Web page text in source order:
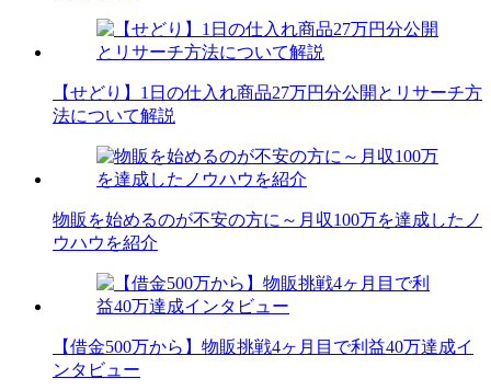
【せどり】1日の仕入れ商品27万円分公開とリサーチ方
法について解説
物販を始めるのが不安の方に～月収100万を達成したノ
ウハウを紹介
【借金500万から】物販挑戦4ヶ月目で利益40万達成イ
ンタビュー